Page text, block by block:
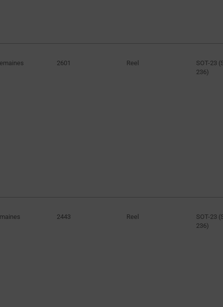
2601 Reel
SOT-23
236)
2443 Reel
SOT-23
236)